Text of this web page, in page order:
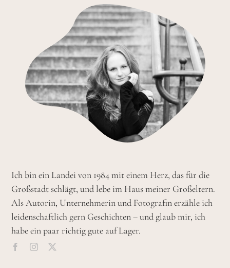
Ich bin ein Landei von 1984 mit einem Herz, das für die
Großstadt schlägt, und lebe im Haus meiner Großeltern.
Als Autorin, Unternehmerin und Fotografin erzähle ich
leidenschaftlich gern Geschichten – und glaub mir, ich
habe ein paar richtig gute auf Lager.